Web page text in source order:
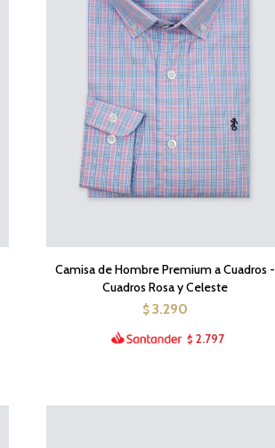
Camisa de Hombre Premium a Cuadros -
Cuadros Rosa y Celeste
$ 3.290
$ 2.797